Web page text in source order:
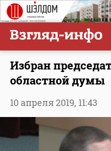
Избран
областной думы
10 апреля 2019, 11:43